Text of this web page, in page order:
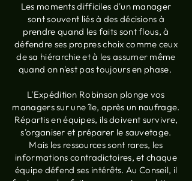
Les moments difficiles d'un manager
sont souvent liés à des décisions à
prendre quand les faits sont flous, à
défendre ses propres choix comme ceux
de sa hiérarchie et à les assumer même
quand on n'est pas toujours en phase.
L'Expédition Robinson plonge vos
managers sur une île, après un naufrage.
Répartis en équipes, ils doivent survivre,
s'organiser et préparer le sauvetage.
Mais les ressources sont rares, les
informations contradictoires, et chaque
équipe défend ses intérêts. Au Conseil, il